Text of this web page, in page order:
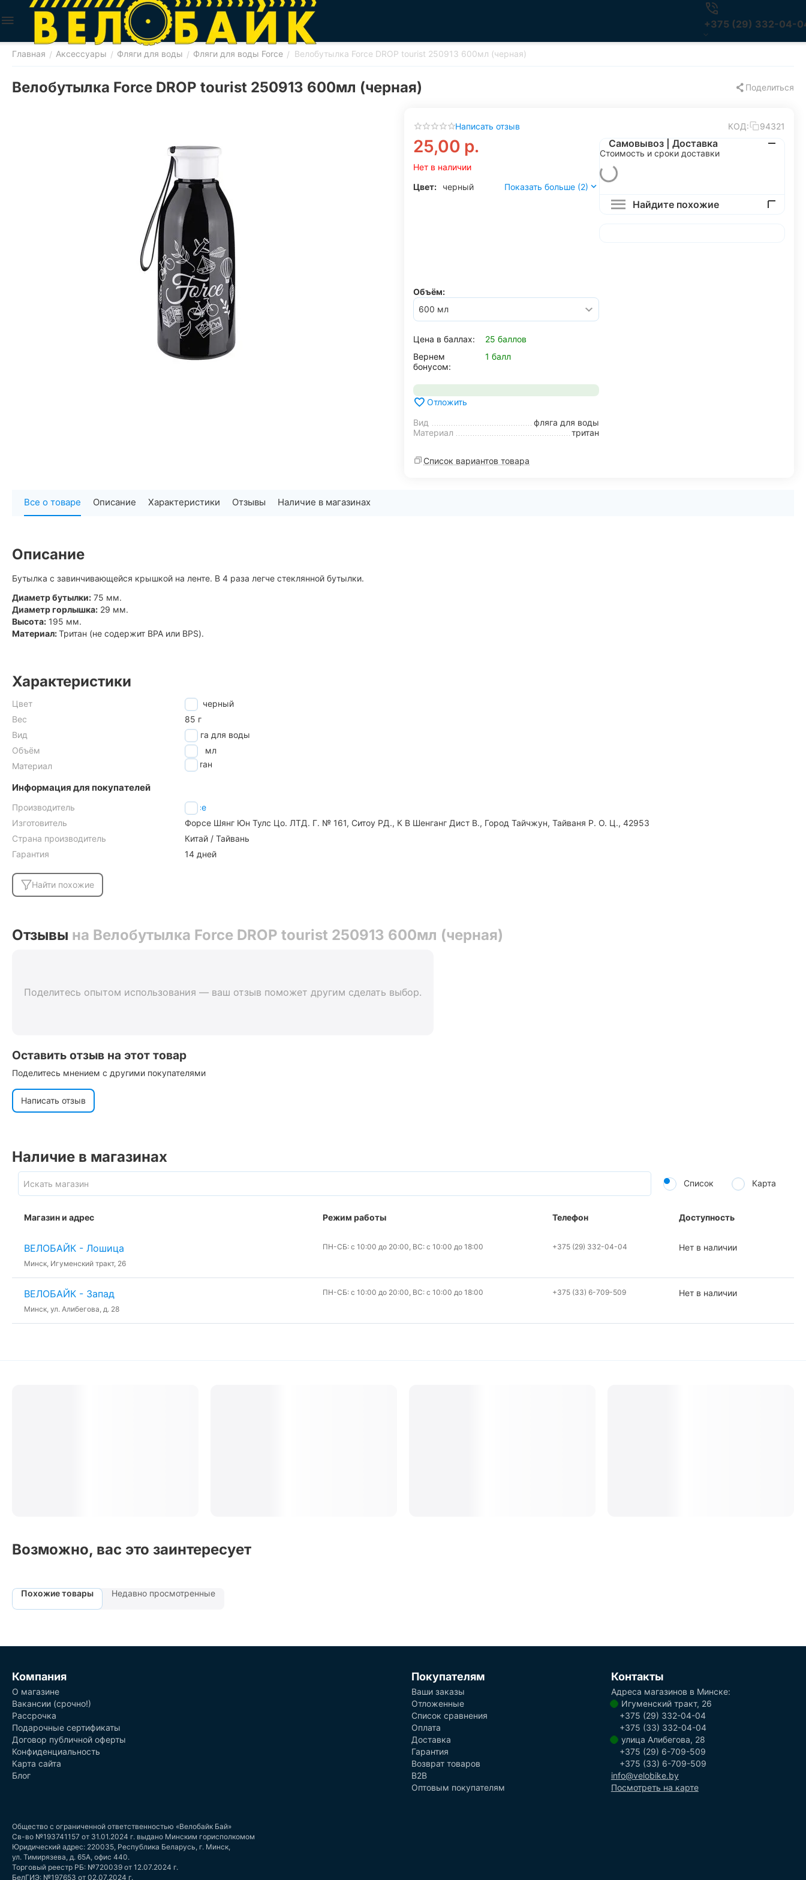
+375 (29) 332-04-
Главная / Аксессуары / Фляги для воды / Фляги для воды Force / Велобутылка Force DROP tourist 250913 600мл (черная)
Велобутылка Force DROP tourist 250913 600мл (черная) Поделиться
Написать отзыв КОД: 94321
25,00 р.
Нет в наличии
Цвет:
черный Показать больше (2)
Объём:
Цена в баллах:
25 баллов
Вернем
бонусом:
1 балл
Отложить
Вид
фляга для воды
Материал
тритан
Список вариантов товара
Самовывоз | Доставка
Стоимость и сроки доставки
Найдите похожие
Все о товаре Описание Характеристики Отзывы Наличие в магазинах
Описание
Бутылка с завинчивающейся крышкой на ленте. В 4 раза легче стеклянной бутылки.
Диаметр бутылки: 75 мм.
Диаметр горлышка: 29 мм.
Высота: 195 мм.
Материал:Тритан (не содержит BPA или BPS).
Характеристики
Цвет
черный
Вес
85 г
Вид
фляга для воды
Объём
600
мл
Материал
тритан
Информация для покупателей
Производитель
Force
Изготовитель
Форсе Шянг Юн Тулс Цо. ЛТД. Г. № 161, Ситоу РД., К В Шенганг Дист В., Город Тайчжун, Тайваня Р. О. Ц., 42953
Страна производитель
Китай / Тайвань
Гарантия
14 дней
Найти похожие
Отзывы на Велобутылка Force DROP tourist 250913 600мл (черная)
Поделитесь опытом использования — ваш отзыв поможет другим сделать выбор.
Оставить отзыв на этот товар
Поделитесь мнением с другими покупателями
Написать отзыв
Наличие в магазинах
Список Карта
Магазин и адрес Режим работы Телефон Доступность
ВЕЛОБАЙК - Лошица
Минск, Игуменский тракт, 26
ПН-СБ: с 10:00 до 20:00, ВС: с 10:00 до 18:00 +375 (29) 332-04-04 Нет в наличии
ВЕЛОБАЙК - Запад
Минск, ул. Алибегова, д. 28
ПН-СБ: с 10:00 до 20:00, ВС: с 10:00 до 18:00 +375 (33) 6-709-509 Нет в наличии
Возможно, вас это заинтересует
Похожие товары Недавно просмотренные
Компания
О магазине
Вакансии (срочно!)
Рассрочка
Подарочные сертификаты
Договор публичной оферты
Конфиденциальность
Карта сайта
Блог
Покупателям
Ваши заказы
Отложенные
Список сравнения
Оплата
Доставка
Гарантия
Возврат товаров
B2B
Оптовым покупателям
Контакты
Адреса магазинов в Минске:
Игуменский тракт, 26
+375 (29) 332-04-04
+375 (33) 332-04-04
улица Алибегова, 28
+375 (29) 6-709-509
+375 (33) 6-709-509
info@velobike.by
Посмотреть на карте
Общество с ограниченной ответственностью «Велобайк Бай»
Св-во №193741157 от 31.01.2024 г. выдано Минским горисполкомом
Юридический адрес: 220035, Республика Беларусь, г. Минск,
ул. Тимирязева, д. 65А, офис 440.
Торговый реестр РБ: №720039 от 12.07.2024 г.
БелГИЭ: №197653 от 02.07.2024 г.